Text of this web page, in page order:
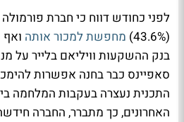
לפני כחודש דווח כי חברת
(43.6%)
מחפשת למכור אותה
בנק ההשקעות וויליאם בלייר על
סאפיינס כבר בחנה אפשרות
התכנית נעצרה בעקבות המלחמה
האחרונים, כך מתברר, החברה